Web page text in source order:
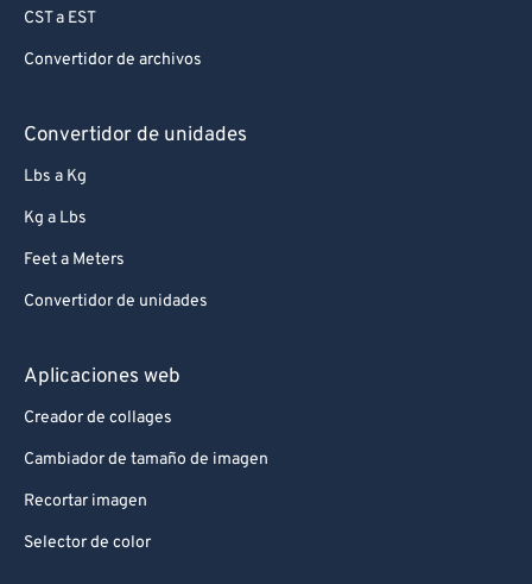
CST a EST
Convertidor de archivos
Convertidor de unidades
Lbs a Kg
Kg a Lbs
Feet a Meters
Convertidor de unidades
Aplicaciones web
Creador de collages
Cambiador de tamaño de imagen
Recortar imagen
Selector de color